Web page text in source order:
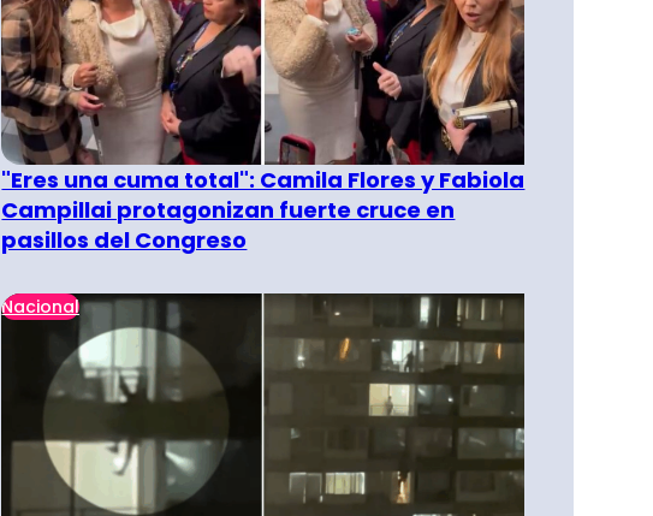
"Eres una cuma total": Camila Flores y Fabiola
Campillai protagonizan fuerte cruce en
pasillos del Congreso
Nacional